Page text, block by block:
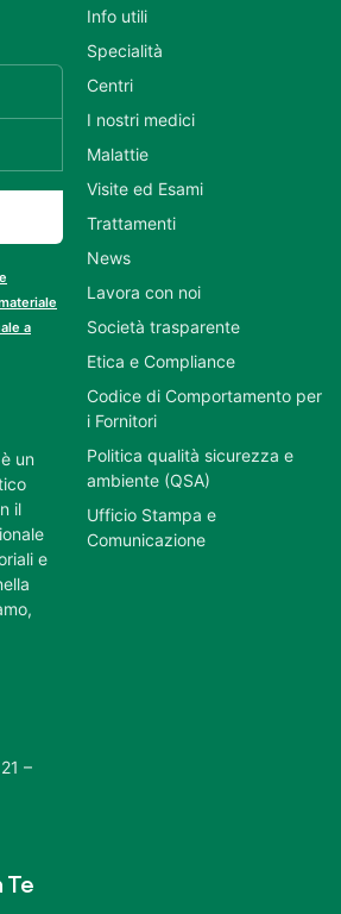
a
un
il
e
–
Te
Info utili
Specialità
Centri
I nostri medici
Malattie
Visite ed Esami
Trattamenti
News
Lavora con noi
Società trasparente
Etica e Compliance
Codice di Comportamento per
i Fornitori
Politica qualità sicurezza e
ambiente (QSA)
Ufficio Stampa e
Comunicazione